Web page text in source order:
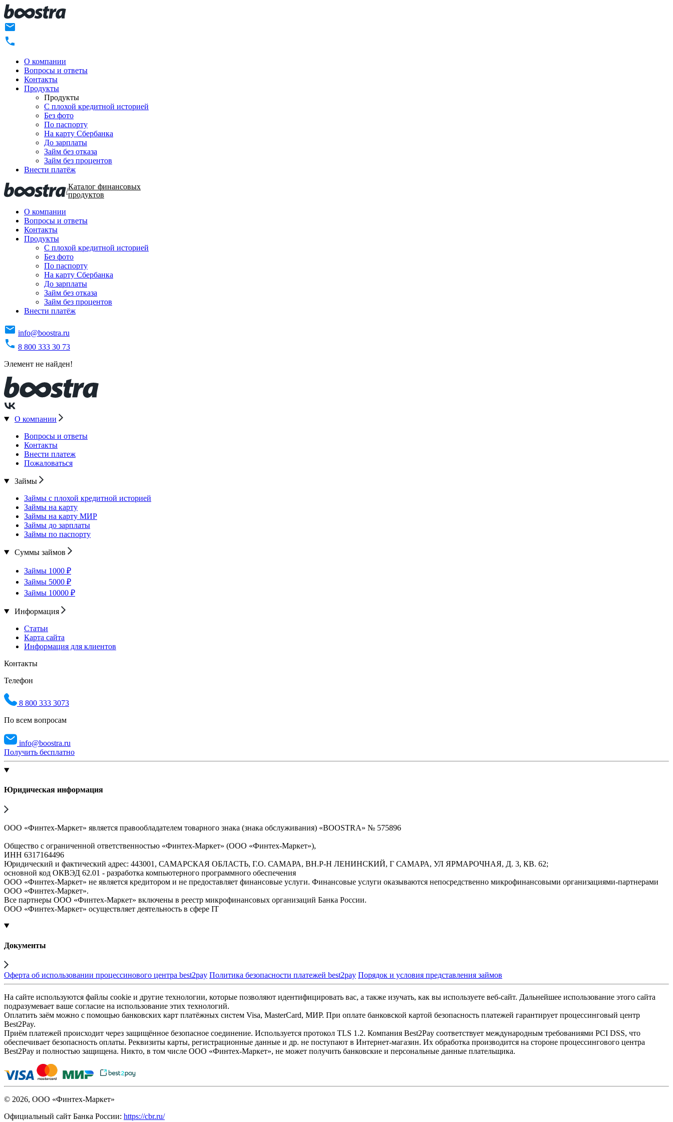
О компании
Вопросы и ответы
Контакты
Продукты
Продукты
C плохой кредитной историей
Без фото
По паспорту
На карту Сбербанка
До зарплаты
Займ без отказа
Займ без процентов
Внести платёж
/Каталог финансовых
продуктов
О компании
Вопросы и ответы
Контакты
Продукты
C плохой кредитной историей
Без фото
По паспорту
На карту Сбербанка
До зарплаты
Займ без отказа
Займ без процентов
Внести платёж
info@boostra.ru
8 800 333 30 73
Элемент не найден!
О компании
Вопросы и ответы
Контакты
Внести платеж
Пожаловаться
Займы
Займы с плохой кредитной историей
Займы на карту
Займы на карту МИР
Займы до зарплаты
Займы по паспорту
Суммы займов
Займы 1000 ₽
Займы 5000 ₽
Займы 10000 ₽
Информация
Статьи
Карта сайта
Информация для клиентов
Контакты
Телефон
8 800 333 3073
По всем вопросам
info@boostra.ru
Получить бесплатно
Юридическая информация
ООО «Финтех-Маркет» является правообладателем товарного знака (знака обслуживания) «BOOSTRA» № 575896
Общество с ограниченной ответственностью «Финтех-Маркет» (ООО «Финтех-Маркет»),
ИНН 6317164496
Юридический и фактический адрес: 443001, САМАРСКАЯ ОБЛАСТЬ, Г.О. САМАРА, ВН.Р-Н ЛЕНИНСКИЙ, Г САМАРА, УЛ ЯРМАРОЧНАЯ, Д. 3, КВ. 62;
основной код ОКВЭД 62.01 - разработка компьютерного программного обеспечения
ООО «Финтех-Маркет» не является кредитором и не предоставляет финансовые услуги. Финансовые услуги оказываются непосредственно микрофинансовыми организациями-партнерами
ООО «Финтех-Маркет».
Все партнеры ООО «Финтех-Маркет» включены в реестр микрофинансовых организаций Банка России.
ООО «Финтех-Маркет» осуществляет деятельность в сфере IT
Документы
Оферта об использовании процессинового центра best2pay Политика безопасности платежей best2pay Порядок и условия представления займов
На сайте используются файлы cookie и другие технологии, которые позволяют идентифицировать вас, а также изучать, как вы используете веб-сайт. Дальнейшее использование этого сайта
подразумевает ваше согласие на использование этих технологий.
Оплатить заём можно с помощью банковских карт платёжных систем Visa, MasterCard, МИР. При оплате банковской картой безопасность платежей гарантирует процессинговый центр
Best2Pay.
Приём платежей происходит через защищённое безопасное соединение. Используется протокол TLS 1.2. Компания Best2Pay соответствует международным требованиями PCI DSS, что
обеспечивает безопасность оплаты. Реквизиты карты, регистрационные данные и др. не поступают в Интернет-магазин. Их обработка производится на стороне процессингового центра
Best2Pay и полностью защищена. Никто, в том числе ООО «Финтех-Маркет», не может получить банковские и персональные данные плательщика.
© 2026, ООО «Финтех-Маркет»
Официальный сайт Банка России: https://cbr.ru/